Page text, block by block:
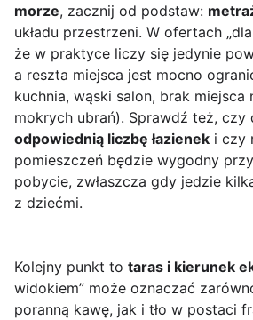
morze, zacznij od podstaw:
układu przestrzeni. W ofertach
że w praktyce liczy się jedynie
a reszta miejsca jest mocno
kuchnia, wąski salon, brak miejsca
mokrych ubrań). Sprawdź też, czy
odpowiednią liczbę łazienek i czy
pomieszczeń będzie wygodny
pobycie, zwłaszcza gdy jedzie
z dziećmi.
Kolejny punkt to taras i kierunek
widokiem” może oznaczać
poranną kawę, jak i tło w postaci